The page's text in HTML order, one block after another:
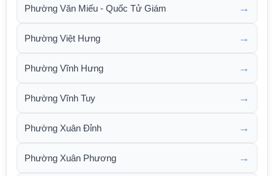
Phường Văn Miếu - Quốc Tử Giám →
Phường Việt Hưng →
Phường Vĩnh Hưng →
Phường Vĩnh Tuy →
Phường Xuân Đỉnh →
Phường Xuân Phương →